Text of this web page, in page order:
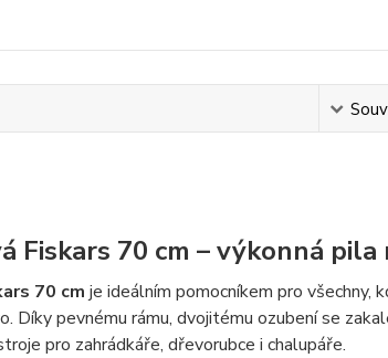
Fiskars 70 cm – výkonná
70 cm je ideálním pomocníkem pro všechny,
Díky pevnému rámu, dvojitému ozubení se
pro zahrádkáře, dřevorubce i chalupáře.